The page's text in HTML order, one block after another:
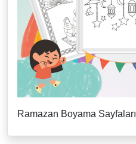
Ramazan Boyama Sayfaları